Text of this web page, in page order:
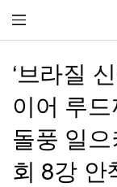
‘브라질
이어 루
돌풍 일
회 8강 안